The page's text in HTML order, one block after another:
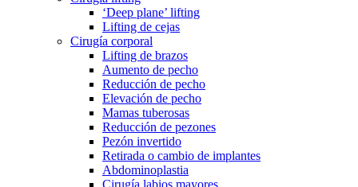
‘Deep plane’ lifting
Lifting de cejas
Cirugía corporal
Lifting de brazos
Aumento de pecho
Reducción de pecho
Elevación de pecho
Mamas tuberosas
Reducción de pezones
Pezón invertido
Retirada o cambio de implantes
Abdominoplastia
Cirugía labios mayores